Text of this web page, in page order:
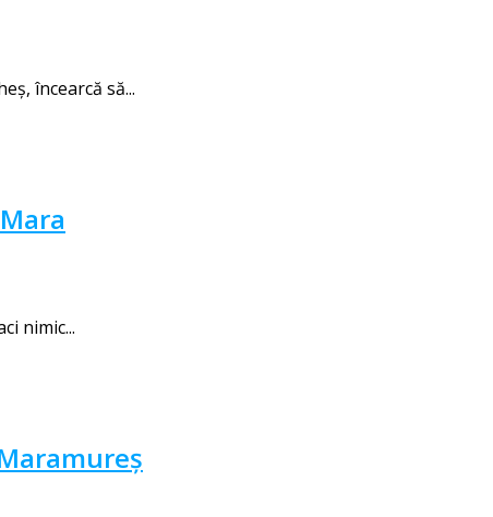
încearcă să...
nimic...